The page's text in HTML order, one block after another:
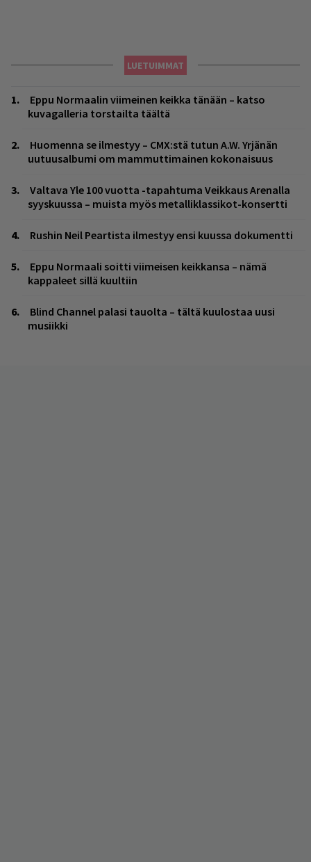
LUETUIMMAT
Eppu Normaalin viimeinen keikka tänään – katso
kuvagalleria torstailta täältä
Huomenna se ilmestyy – CMX:stä tutun A.W. Yrjänän
uutuusalbumi om mammuttimainen kokonaisuus
Valtava Yle 100 vuotta -tapahtuma Veikkaus Arenalla
syyskuussa – muista myös metalliklassikot-konsertti
Rushin Neil Peartista ilmestyy ensi kuussa dokumentti
Eppu Normaali soitti viimeisen keikkansa – nämä
kappaleet sillä kuultiin
Blind Channel palasi tauolta – tältä kuulostaa uusi
musiikki